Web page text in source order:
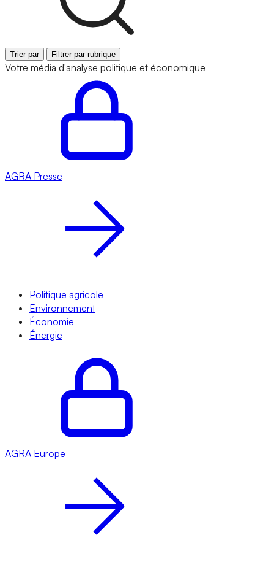
Trier par Filtrer par rubrique
Votre média d'analyse politique et économique
AGRA Presse
Politique agricole
Environnement
Économie
Énergie
AGRA Europe